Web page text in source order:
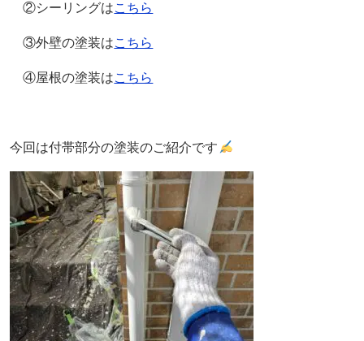
②シーリングはこちら
③外壁の塗装はこちら
④屋根の塗装はこちら
今回は付帯部分の塗装のご紹介です